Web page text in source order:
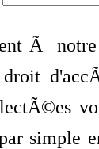
Ã notre
droit